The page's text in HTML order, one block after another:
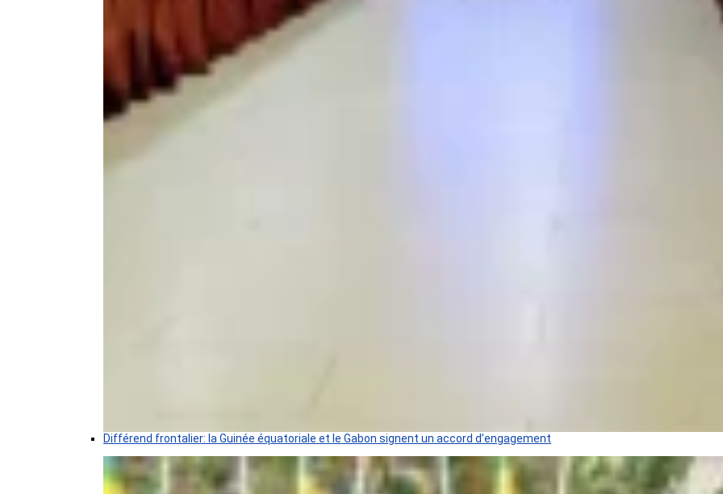
Différend frontalier: la Guinée équatoriale et le Gabon signent un accord d’engagement